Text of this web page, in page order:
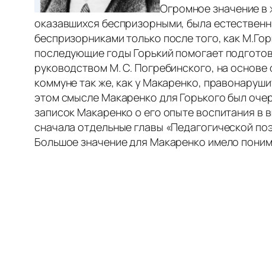
Огромное значение в
оказавшихся беспризорными, была
беспризорниками только после того, как
последующие годы Горький помогает
руководством М. С. Погребинского, на
коммуне так же, как у Макаренко,
этом смысле Макаренко для Горького был
записок Макаренко о его опыте воспитания в
сначала отдельные главы «Педагогической
Большое значение для Макаренко имело